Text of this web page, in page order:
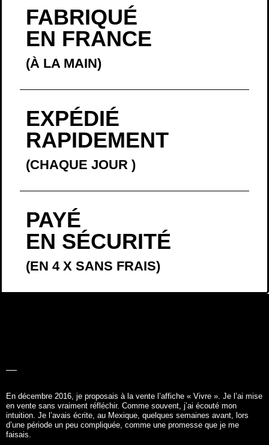
FABRIQUÉ
EN FRANCE
(À LA MAIN)
EXPÉDIÉ
RAPIDEMENT
(CHAQUE JOUR )
PAYÉ
EN SÉCURITÉ
(EN 4 X SANS FRAIS)
En décembre 2016, je proposais à la vente l’affiche « Vivre ». Je l’ai mise
en vente sans vraiment réfléchir. Comme souvent, j’ai écouté mon
intuition. Je l’avais écrite, au Mexique, quelques semaines avant, lors
d’une période un peu compliquée, comme une promesse que je me
faisais.